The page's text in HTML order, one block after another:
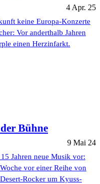
4 Apr. 25
keine Europa-Konzerte
Vor anderthalb Jahren
einen Herzinfarkt.
Bühne
9 Mai 24
Jahren neue Musik vor:
vor einer Reihe von
Rocker um Kyuss-